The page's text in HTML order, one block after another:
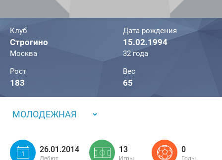
Клуб
Строгино
Москва
Дата рождения
15.02.1994
32 года
Рост
183
Вес
65
МОЛОДЕЖНАЯ
26.01.2014
Дебют
13
Игры
0
Голы